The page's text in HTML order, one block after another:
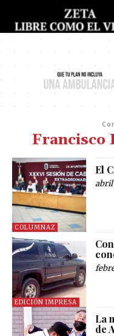
Francisco
COLUMNAZ
El
abril
EDICIÓN IMPRESA
La
de